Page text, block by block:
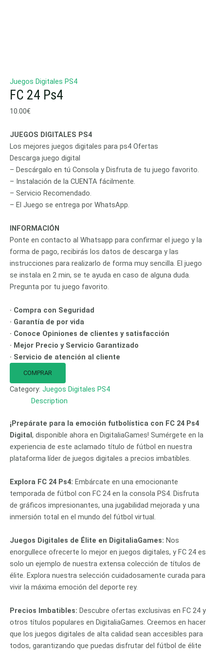
Juegos Digitales PS4
FC 24 Ps4
10.00€
JUEGOS DIGITALES PS4
Los mejores juegos digitales para ps4 Ofertas
Descarga juego digital
– Descárgalo en tú Consola y Disfruta de tu juego favorito.
– Instalación de la CUENTA fácilmente.
– Servicio Recomendado.
– El Juego se entrega por WhatsApp.
INFORMACIÓN
Ponte en contacto al Whatsapp para confirmar el juego y la
forma de pago, recibirás los datos de descarga y las
instrucciones para realizarlo de forma muy sencilla. El juego
se instala en 2 min, se te ayuda en caso de alguna duda.
Pregunta por tu juego favorito.
· Compra con Seguridad
· Garantía de por vida
· Conoce Opiniones de clientes y satisfacción
· Mejor Precio y Servicio Garantizado
· Servicio de atención al cliente
COMPRAR
Category: Juegos Digitales PS4
Description
¡Prepárate para la emoción futbolística con FC 24 Ps4
Digital, disponible ahora en DigitaliaGames! Sumérgete en la
experiencia de este aclamado título de fútbol en nuestra
plataforma líder de juegos digitales a precios imbatibles.
Explora FC 24 Ps4: Embárcate en una emocionante
temporada de fútbol con FC 24 en la consola PS4. Disfruta
de gráficos impresionantes, una jugabilidad mejorada y una
inmersión total en el mundo del fútbol virtual.
Juegos Digitales de Élite en DigitaliaGames: Nos
enorgullece ofrecerte lo mejor en juegos digitales, y FC 24 es
solo un ejemplo de nuestra extensa colección de títulos de
élite. Explora nuestra selección cuidadosamente curada para
vivir la máxima emoción del deporte rey.
Precios Imbatibles: Descubre ofertas exclusivas en FC 24 y
otros títulos populares en DigitaliaGames. Creemos en hacer
que los juegos digitales de alta calidad sean accesibles para
todos, garantizando que puedas disfrutar del fútbol de élite